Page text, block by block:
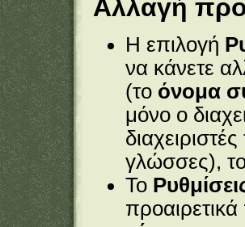
Αλλαγή
Η επιλογή
να κάνετε
(το όνομα
μόνο ο
γλώσσες),
Το